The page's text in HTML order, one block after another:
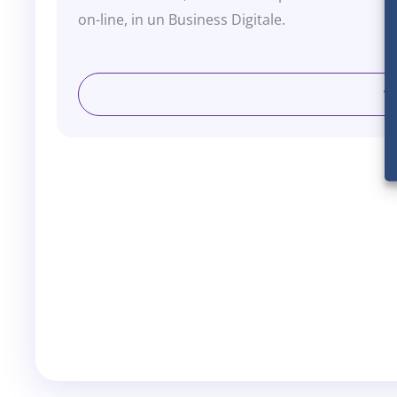
on-line, in un Business Digitale.
Oggi il mondo dei formatori, coach, operatori
grande comunità che supera il milione e
corsi, quindi c’é un grande mercato da poter
, è un all-in-one Knowledge
dalla creazione del sito, dell’accademy, da
Marketing, CRM, e pagamenti grazie